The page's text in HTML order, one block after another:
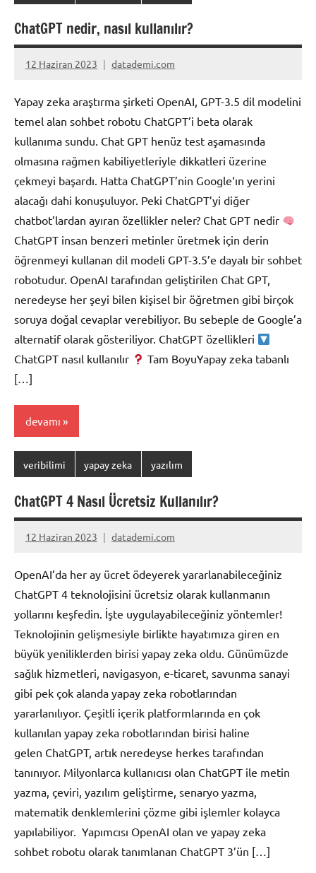
ChatGPT nedir, nasıl kullanılır?
12 Haziran 2023 datademi.com
Yorum
Yapay zeka araştırma şirketi OpenAI, GPT-3.5 dil modelini
temel alan sohbet robotu ChatGPT’i beta olarak
kullanıma sundu. Chat GPT henüz test aşamasında
olmasına rağmen kabiliyetleriyle dikkatleri üzerine
çekmeyi başardı. Hatta ChatGPT’nin Google‘ın yerini
alacağı dahi konuşuluyor. Peki ChatGPT’yi diğer
chatbot’lardan ayıran özellikler neler? Chat GPT nedir
ChatGPT insan benzeri metinler üretmek için derin
öğrenmeyi kullanan dil modeli GPT-3.5’e dayalı bir sohbet
robotudur. OpenAI tarafından geliştirilen Chat GPT,
neredeyse her şeyi bilen kişisel bir öğretmen gibi birçok
soruya doğal cevaplar verebiliyor. Bu sebeple de Google’a
alternatif olarak gösteriliyor. ChatGPT özellikleri
ChatGPT nasıl kullanılır
Tam BoyuYapay zeka tabanlı
[…]
devamı
veribilimi yapay zeka yazılım
ChatGPT 4 Nasıl Ücretsiz Kullanılır?
12 Haziran 2023 datademi.com
Yorum
OpenAI’da her ay ücret ödeyerek yararlanabileceğiniz
ChatGPT 4 teknolojisini ücretsiz olarak kullanmanın
yollarını keşfedin. İşte uygulayabileceğiniz yöntemler!
Teknolojinin gelişmesiyle birlikte hayatımıza giren en
büyük yeniliklerden birisi yapay zeka oldu. Günümüzde
sağlık hizmetleri, navigasyon, e-ticaret, savunma sanayi
gibi pek çok alanda yapay zeka robotlarından
yararlanılıyor. Çeşitli içerik platformlarında en çok
kullanılan yapay zeka robotlarından birisi haline
gelen ChatGPT, artık neredeyse herkes tarafından
tanınıyor. Milyonlarca kullanıcısı olan ChatGPT ile metin
yazma, çeviri, yazılım geliştirme, senaryo yazma,
matematik denklemlerini çözme gibi işlemler kolayca
yapılabiliyor. Yapımcısı OpenAI olan ve yapay zeka
sohbet robotu olarak tanımlanan ChatGPT 3’ün […]